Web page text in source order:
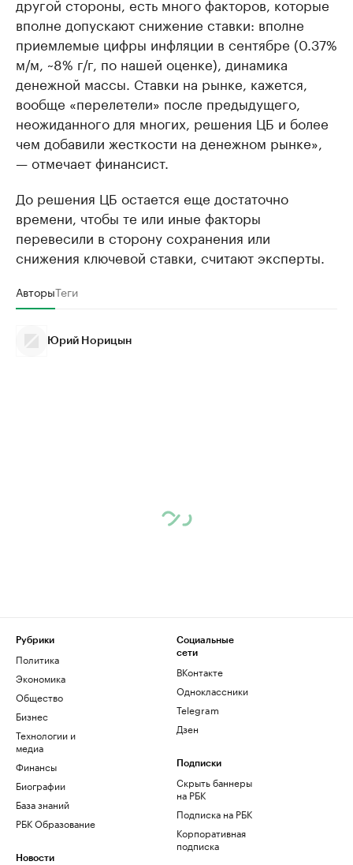
другой стороны, есть много факторов, которые
вполне допускают снижение ставки: вполне
приемлемые цифры инфляции в сентябре (0.37%
м/м, ~8% г/г, по нашей оценке), динамика
денежной массы. Ставки на рынке, кажется,
вообще «перелетели» после предыдущего,
неожиданного для многих, решения ЦБ и более
чем добавили жесткости на денежном рынке»,
— отмечает финансист.
До решения ЦБ остается еще достаточно
времени, чтобы те или иные факторы
перевесили в сторону сохранения или
снижения ключевой ставки, считают эксперты.
АвторыТеги
Юрий Норицын
Рубрики
Политика
Экономика
Общество
Бизнес
Технологии и
медиа
Финансы
Биографии
База знаний
РБК Образование
Новости
Социальные
сети
ВКонтакте
Одноклассники
Telegram
Дзен
Подписки
Скрыть баннеры
на РБК
Подписка на РБК
Корпоративная
подписка